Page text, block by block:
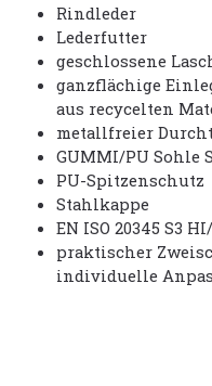
Rindleder
Lederfutter
geschlossene
ganzflächige
aus recycelten
metallfreier
GUMMI/PU Sohle
PU-Spitzenschutz
Stahlkappe
EN ISO 20345 S3
praktischer
individuelle